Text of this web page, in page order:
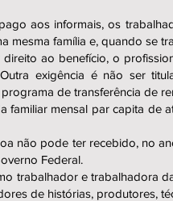
aos informais, os
mesma família e, quando se
ao benefício, o
exigência é não ser
de transferência de
familiar mensal par capita de
não pode ter recebido, no
Federal.
trabalhador e trabalhadora
de histórias, produtores,